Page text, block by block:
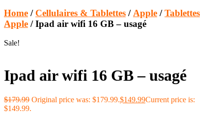
Home / Cellulaires & Tablettes / Apple /Tablettes
Apple / Ipad air wifi 16 GB – usagé
Sale!
Ipad air wifi 16 GB – usagé
$179.99 Original price was: $179.99.$149.99Current price is:
$149.99.